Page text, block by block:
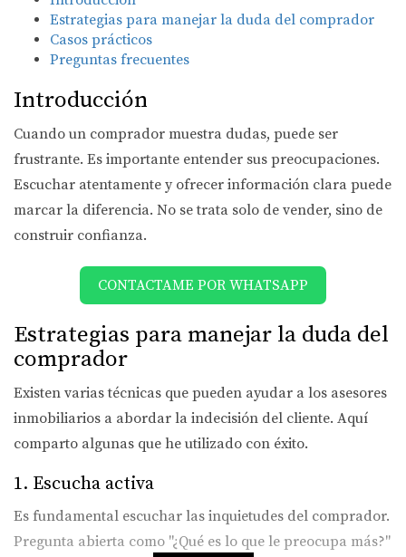
Estrategias para manejar la duda del comprador
Casos prácticos
Preguntas frecuentes
Introducción
Cuando un comprador muestra dudas, puede ser
frustrante. Es importante entender sus preocupaciones.
Escuchar atentamente y ofrecer información clara puede
marcar la diferencia. No se trata solo de vender, sino de
construir confianza.
CONTACTAME POR WHATSAPP
Estrategias para manejar la duda del
comprador
Existen varias técnicas que pueden ayudar a los asesores
inmobiliarios a abordar la indecisión del cliente. Aquí
comparto algunas que he utilizado con éxito.
1. Escucha activa
Es fundamental escuchar las inquietudes del comprador.
Pregunta abierta como "¿Qué es lo que le preocupa más?"